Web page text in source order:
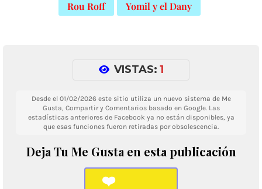
Rou Roff Yomil y el Dany
VISTAS: 1
Desde el 01/02/2026 este sitio utiliza un nuevo sistema de Me
Gusta, Compartir y Comentarios basado en Google. Las
estadísticas anteriores de Facebook ya no están disponibles, ya
que esas funciones fueron retiradas por obsolescencia.
Deja Tu Me Gusta en esta publicación
❤️